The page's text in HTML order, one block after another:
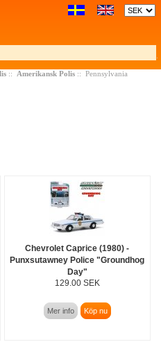
:: Amerikansk Polis:: Pennsylvania
Chevrolet Caprice (1980) -
Punxsutawney Police "Groundhog
Day"
129.00 SEK
Mer info Köp nu